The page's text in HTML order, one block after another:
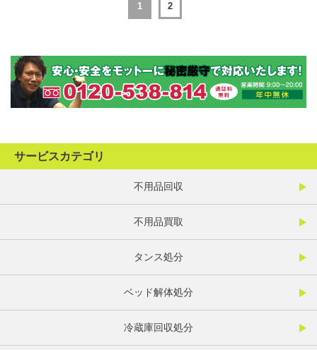
1 2
サービスカテゴリ
不用品回収
不用品買取
タンス処分
ベッド解体処分
冷蔵庫回収処分